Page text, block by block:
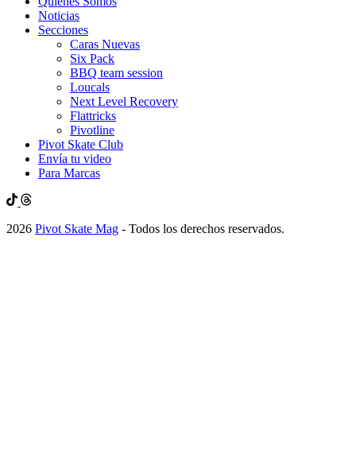
Noticias
Secciones
Caras Nuevas
Six Pack
BBQ team session
Loucals
Next Level Recovery
Flattricks
Pivotline
Pivot Skate Club
Envía tu video
Para Marcas
2026 Pivot Skate Mag - Todos los derechos reservados.